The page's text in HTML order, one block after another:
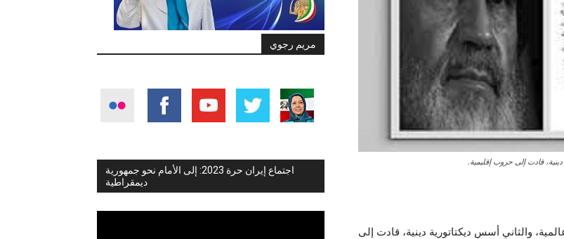
مريم رجوي
اجتماع إيران حرة 2023: إلى الأمام نحو جمهورية
ديمقراطية
قادت إلى حروب إقليمية.
والثاني أسس ديكتاتورية دينية، قادت إلى